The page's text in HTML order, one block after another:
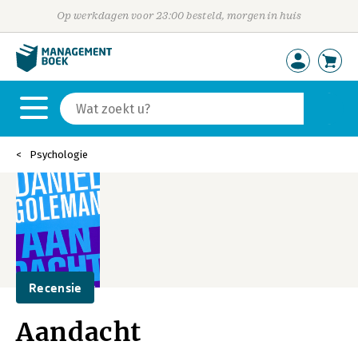
Op werkdagen voor 23:00 besteld, morgen in huis
Psychologie
Recensie
Aandacht